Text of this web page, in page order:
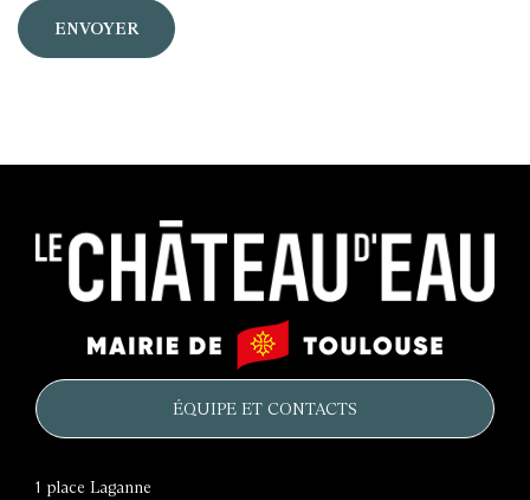
château
d'eau
Mairie
de
ÉQUIPE ET CONTACTS
1 place Laganne